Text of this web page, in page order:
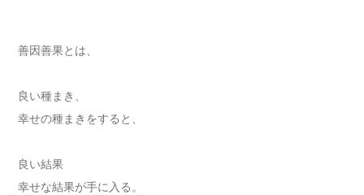
善因善果とは、
良い種まき、
幸せの種まきをすると、
良い結果
幸せな結果が手に入る。